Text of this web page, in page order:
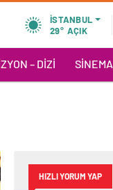
İSTANBUL
29° AÇIK
– DIZI SINEMA
HIZLI YORUM YAP